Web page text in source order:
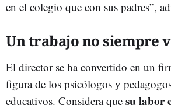
en el colegio que con sus padres”,
Un trabajo no siempre
El director se ha convertido en un
figura de los psicólogos y
educativos. Considera que su labor